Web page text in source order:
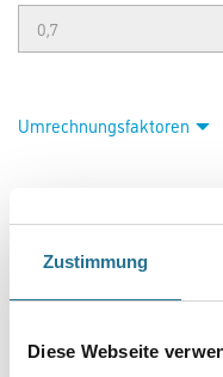
Zustimmung
Diese Webseite
Umrechnungsfaktoren